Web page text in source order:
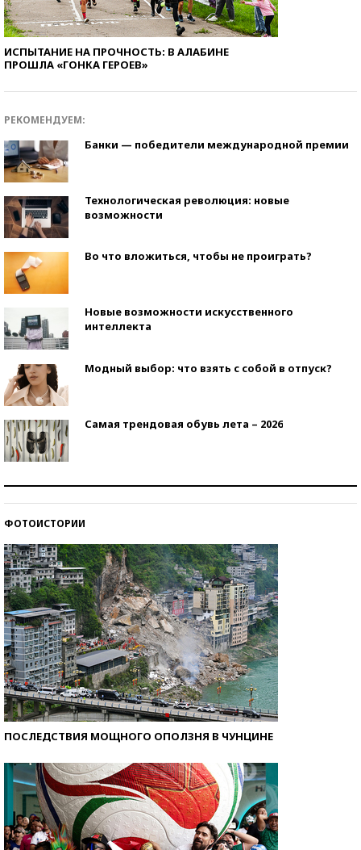
ИСПЫТАНИЕ НА ПРОЧНОСТЬ: В АЛАБИНЕ
ПРОШЛА «ГОНКА ГЕРОЕВ»
РЕКОМЕНДУЕМ:
Банки — победители международной премии
Технологическая революция: новые
возможности
Во что вложиться, чтобы не проиграть?
Новые возможности искусственного
интеллекта
Модный выбор: что взять с собой в отпуск?
Самая трендовая обувь лета – 2026
ФОТОИСТОРИИ
ПОСЛЕДСТВИЯ МОЩНОГО ОПОЛЗНЯ В ЧУНЦИНЕ